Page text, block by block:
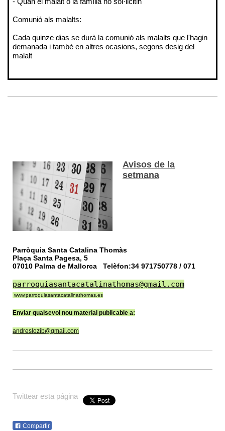
Comunió als malalts:
Cada quinze dias se durà la comunió als malalts que l'hagin
demanada i també en altres ocasions, segons desig del
malalt
Avisos de la
setmana
Parròquia Santa Catalina Thomàs
Plaça Santa Pagesa, 5
07010 Palma de Mallorca Telèfon:34 971750778 / 071
parroquiasantacatalinathomas@gmail.com
www.parroquiasantacatalinathomas.es
Enviar qualsevol nou material publicable a:
andreslozib@gmail.com
Twittear esta página
Compartir